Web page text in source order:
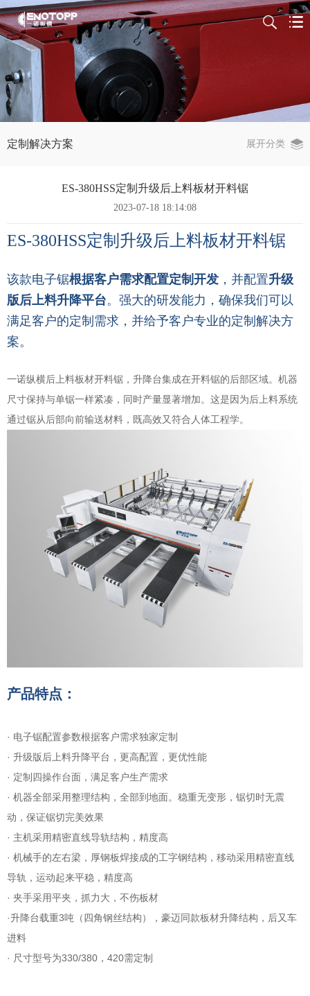
定制解决方案 展开分类
ES-380HSS定制升级后上料板材开料锯
2023-07-18 18:14:08
ES-380HSS定制升级后上料板材开料锯
该款电子锯根据客户需求配置定制开发 ，并配置升级
版后上料升降平台。 强大的研发能力，确保我们可以
满足客户的定制需求，并给予客户专业的定制解决方
案。
一诺纵横后上料板材开料锯，升降台集成在开料锯的后部区域。机器
尺寸保持与单锯一样紧凑，同时产量显著增加。这是因为后上料系统
通过锯从后部向前输送材料，既高效又符合人体工程学。
产品特点：
· 电子锯配置参数根据客户需求独家定制
· 升级版后上料升降平台，更高配置，更优性能
· 定制四操作台面，满足客户生产需求
· 机器全部采用整理结构，全部到地面。稳重无变形，锯切时无震
动，保证锯切完美效果
· 主机采用精密直线导轨结构，精度高
· 机械手的左右梁，厚钢板焊接成的工字钢结构，移动采用精密直线
导轨，运动起来平稳，精度高
· 夹手采用平夹，抓力大，不伤板材
·升降台载重3吨（四角钢丝结构），豪迈同款板材升降结构，后又车
进料
· 尺寸型号为330/380，420需定制